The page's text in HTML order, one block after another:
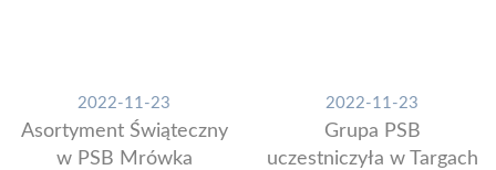
2022-11-23
Asortyment Świąteczny
w PSB Mrówka
2022-11-23
Grupa PSB
uczestniczyła w Targach